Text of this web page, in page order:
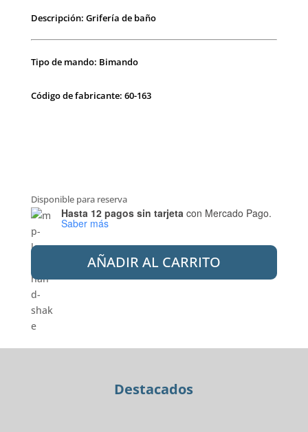
Descripción: Grifería de baño
Tipo de mando: Bimando
Código de fabricante: 60-163
Disponible para reserva
Hasta 12 pagos sin tarjeta con Mercado Pago.
Saber más
PEIRANO
163
LAV.
SENA
cantidad
AÑADIR AL CARRITO
Destacados